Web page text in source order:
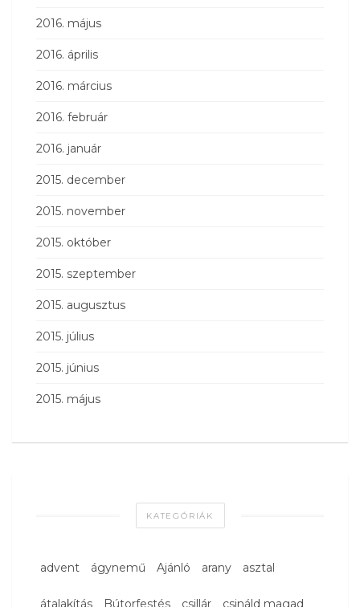
2016. május
2016. április
2016. március
2016. február
2016. január
2015. december
2015. november
2015. október
2015. szeptember
2015. augusztus
2015. július
2015. június
2015. május
KATEGÓRIÁK
advent ágynemű Ajánló arany asztal
átalakítás Bútorfestés csillár csináld magad